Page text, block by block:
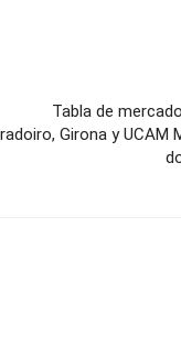
Tabla de
Girona y UCAM